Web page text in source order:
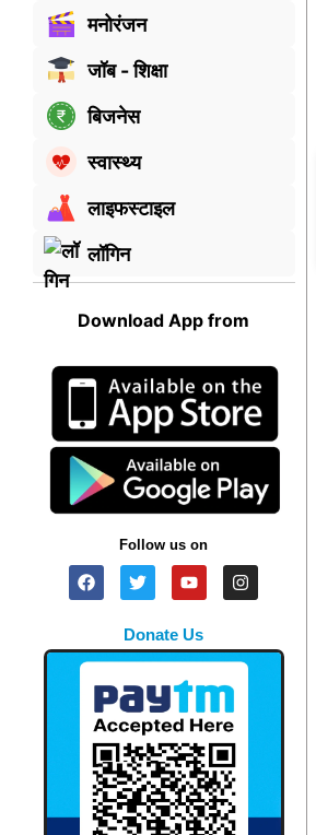
मनोरंजन
जॉब - शिक्षा
बिजनेस
स्वास्थ्य
लाइफस्टाइल
लॉगिन
Download App from
Follow us on
Donate Us